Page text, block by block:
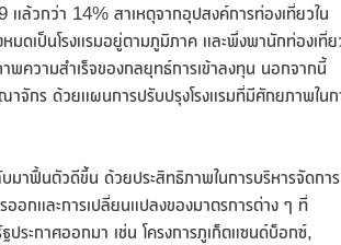
ล้วกว่า 14% สาเหตุจากอุปสงค์การท่องเที่ยวใน
มดเป็นโรงแรมอยู่ตามภูมิภาค และพึ่งพานักท่องเที่ย
พความสำเร็จของกลยุทธ์การเข้าลงทุน นอกจากนี้
จักร ด้วยแผนการปรับปรุงโรงแรมที่มีศักยภาพในก
มาฟื้นตัวดีขึ้น ด้วยประสิทธิภาพในการบริหารจัดการ
อกและการเปลี่ยนแปลงของมาตรการต่าง ๆ ที่
ประกาศออกมา เช่น โครงการภูเก็ตแซนด์บ็อกซ์,